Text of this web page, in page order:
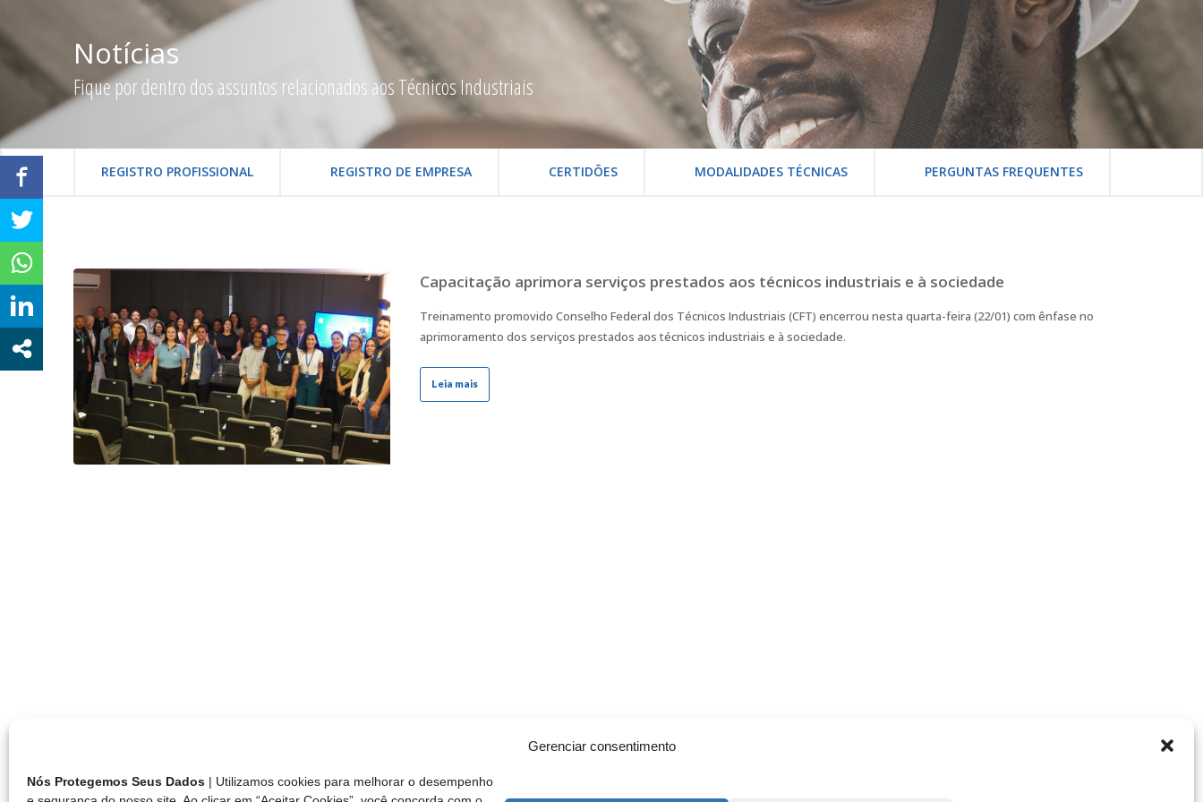
Gerenciar consentimento
Nós Protegemos Seus Dados | Utilizamos cookies para melhorar o desempenho
Notícias
Fique por dentro dos assuntos relacionados aos Técnicos Industriais
REGISTRO PROFISSIONAL REGISTRO DE EMPRESA CERTIDÕES MODALIDADES TÉCNICAS PERGUNTAS FREQUENTES
Capacitação aprimora serviços prestados aos técnicos industriais e à sociedade
Treinamento promovido Conselho Federal dos Técnicos Industriais (CFT) encerrou nesta quarta-feira (22/01) com ênfase no
aprimoramento dos serviços prestados aos técnicos industriais e à sociedade.
Leia mais